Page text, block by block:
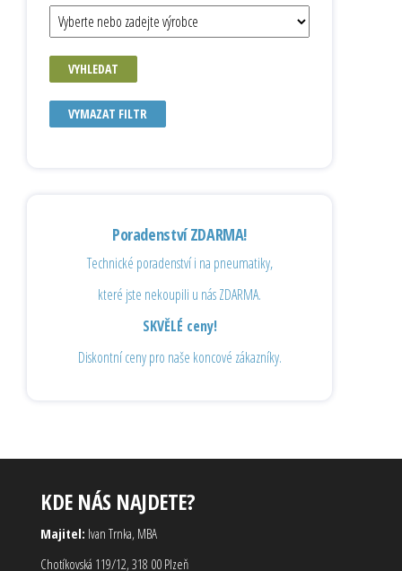
VYHLEDAT
VYMAZAT FILTR
Poradenství ZDARMA!
Technické poradenství i na pneumatiky,
které jste nekoupili u nás ZDARMA.
SKVĚLÉ ceny!
Diskontní ceny pro naše koncové zákazníky.
KDE NÁS NAJDETE?
Majitel: Ivan Trnka, MBA
Chotíkovská 119/12, 318 00 Plzeň